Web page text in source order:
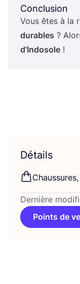
Conclusion
Vous êtes à la
durables ?
d’In­do­sole !
Détails
Dernière
Points de